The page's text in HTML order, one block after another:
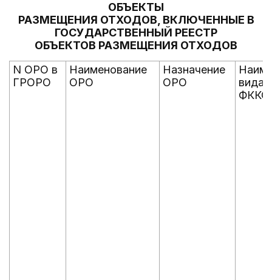
ОБЪЕКТЫ
РАЗМЕЩЕНИЯ ОТХОДОВ, ВКЛЮЧЕННЫЕ В
ГОСУДАРСТВЕННЫЙ РЕЕСТР
ОБЪЕКТОВ РАЗМЕЩЕНИЯ ОТХОДОВ
N ОРО в
ГРОРО
Наименование
ОРО
Назначение
ОРО
вида
ФККО